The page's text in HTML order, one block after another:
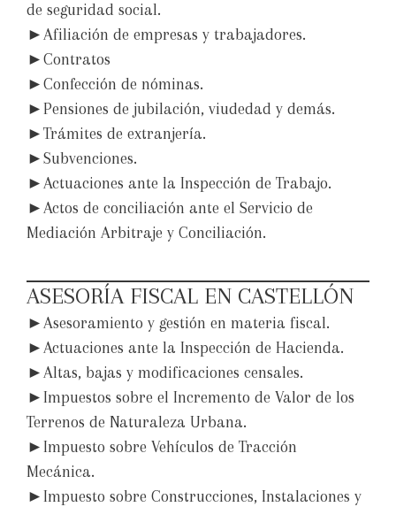
de seguridad social.
►Afiliación de empresas y trabajadores.
►Contratos
►Confección de nóminas.
►Pensiones de jubilación, viudedad y demás.
►Trámites de extranjería.
►Subvenciones.
►Actuaciones ante la Inspección de Trabajo.
►Actos de conciliación ante el Servicio de
Mediación Arbitraje y Conciliación.
ASESORÍA FISCAL EN CASTELLÓN
►Asesoramiento y gestión en materia fiscal.
►Actuaciones ante la Inspección de Hacienda.
►Altas, bajas y modificaciones censales.
►Impuestos sobre el Incremento de Valor de los
Terrenos de Naturaleza Urbana.
►Impuesto sobre Vehículos de Tracción
Mecánica.
►Impuesto sobre Construcciones, Instalaciones y